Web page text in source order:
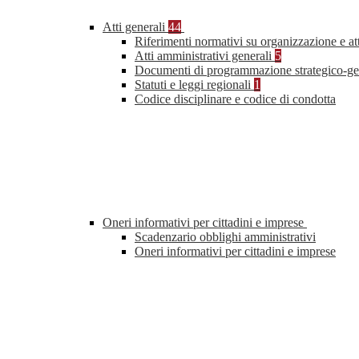
Atti generali 44
Riferimenti normativi su organizzazione e
Atti amministrativi generali 5
Documenti di programmazione strategico-
Statuti e leggi regionali 1
Codice disciplinare e codice di condotta
Oneri informativi per cittadini e imprese
Scadenzario obblighi amministrativi
Oneri informativi per cittadini e imprese